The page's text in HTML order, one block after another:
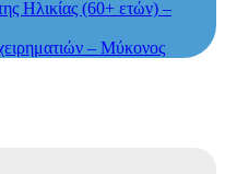
Ηλικίας (60+ ετών) –
– Μύκονος